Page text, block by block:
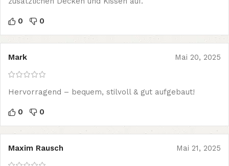
0 0
Mark Mai 20, 2025
Hervorragend – bequem, stilvoll & gut aufgebaut!
0 0
Maxim Rausch Mai 21, 2025